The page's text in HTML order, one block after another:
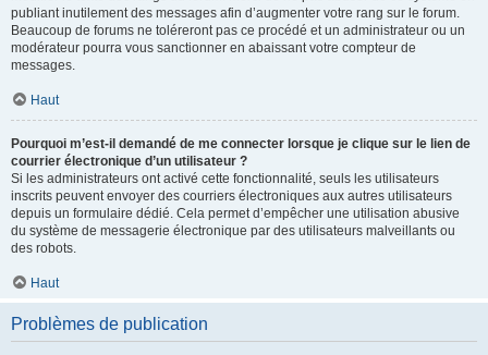
publiant inutilement des messages afin d’augmenter votre rang sur le forum.
Beaucoup de forums ne toléreront pas ce procédé et un administrateur ou un
modérateur pourra vous sanctionner en abaissant votre compteur de
messages.
Haut
Pourquoi m’est-il demandé de me connecter lorsque je clique sur le lien de
courrier électronique d’un utilisateur ?
Si les administrateurs ont activé cette fonctionnalité, seuls les utilisateurs
inscrits peuvent envoyer des courriers électroniques aux autres utilisateurs
depuis un formulaire dédié. Cela permet d’empêcher une utilisation abusive
du système de messagerie électronique par des utilisateurs malveillants ou
des robots.
Haut
Problèmes de publication